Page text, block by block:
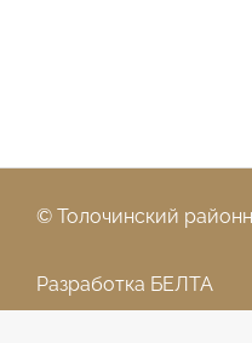
© Толочинский
Разработка БЕЛТА